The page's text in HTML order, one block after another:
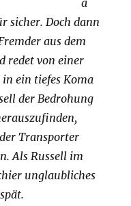
sicher. Doch dann
aus dem
redet von einer
in ein tiefes Koma
der Bedrohung
Transporter
Als Russell im
unglaubliches